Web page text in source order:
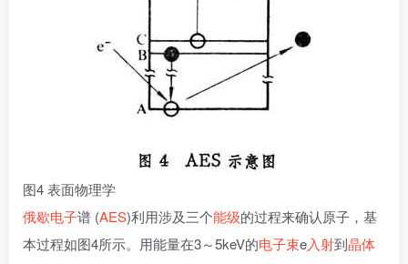
图4 表面物理学
俄歇电子谱 (AES)利用涉及三个能级的过程来确认原子，基
本过程如图4所示。用能量在3～5keV的电子束e入射到晶体